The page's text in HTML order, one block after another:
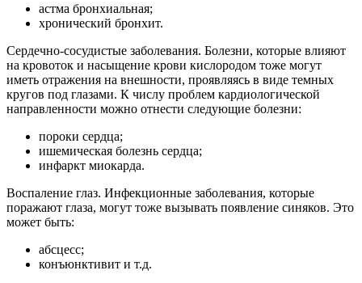
астма бронхиальная;
хронический бронхит.
Сердечно-сосудистые заболевания. Болезни, которые влияют
на кровоток и насыщение крови кислородом тоже могут
иметь отражения на внешности, проявляясь в виде темных
кругов под глазами. К числу проблем кардиологической
направленности можно отнести следующие болезни:
пороки сердца;
ишемическая болезнь сердца;
инфаркт миокарда.
Воспаление глаз. Инфекционные заболевания, которые
поражают глаза, могут тоже вызывать появление синяков. Это
может быть:
абсцесс;
конъюнктивит и т.д.